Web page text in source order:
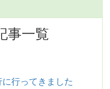
事一覧
行ってきました